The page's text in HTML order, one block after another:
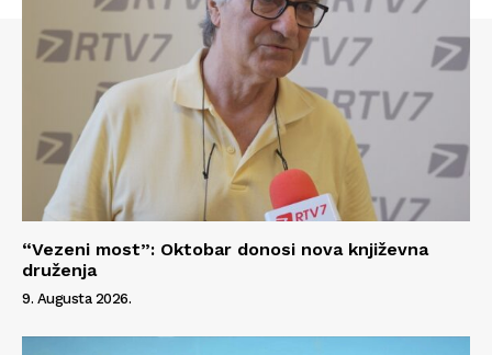
Info
“Vezeni most”: Oktobar donosi nova književna
druženja
9. Augusta 2026.